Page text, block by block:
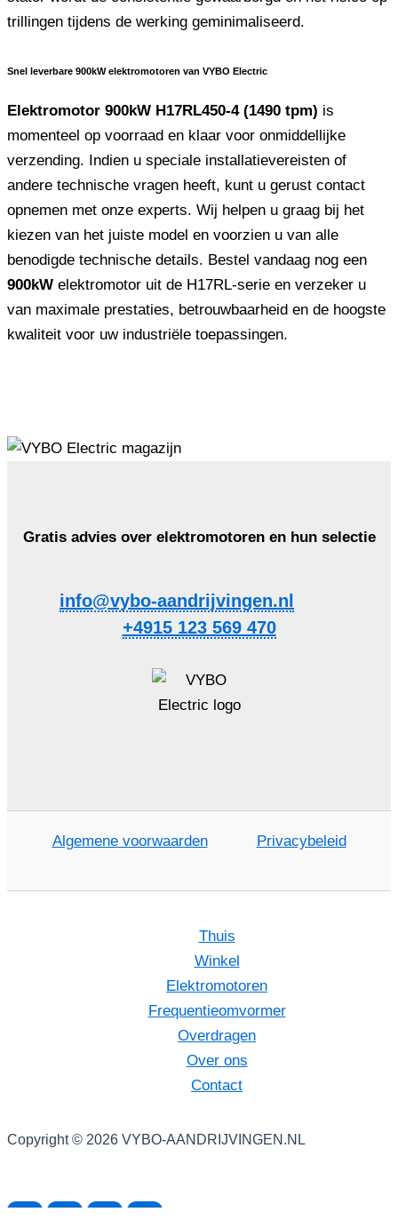
trillingen tijdens de werking geminimaliseerd.
Snel leverbare 900kW elektromotoren van VYBO Electric
Elektromotor 900kW H17RL450-4 (1490 tpm) is
momenteel op voorraad en klaar voor onmiddellijke
verzending. Indien u speciale installatievereisten of
andere technische vragen heeft, kunt u gerust contact
opnemen met onze experts. Wij helpen u graag bij het
kiezen van het juiste model en voorzien u van alle
benodigde technische details. Bestel vandaag nog een
900kW elektromotor uit de H17RL-serie en verzeker u
van maximale prestaties, betrouwbaarheid en de hoogste
kwaliteit voor uw industriële toepassingen.
Gratis advies over elektromotoren en hun selectie
info@vybo-aandrijvingen.nl
+4915 123 569 470
Algemene voorwaarden Privacybeleid
Thuis
Winkel
Elektromotoren
Frequentieomvormer
Overdragen
Over ons
Contact
Copyright © 2026 VYBO-AANDRIJVINGEN.NL